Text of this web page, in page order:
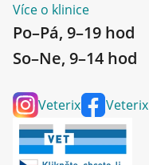
Více o klinice
Po–Pá, 9–19 hod
So–Ne, 9–14 hod
Veterix Veterix